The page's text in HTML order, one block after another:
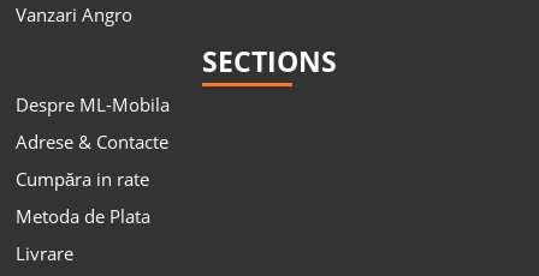
Vanzari Angro
SECTIONS
Despre ML-Mobila
Adrese & Contacte
Cumpăra in rate
Metoda de Plata
Livrare